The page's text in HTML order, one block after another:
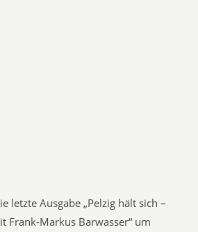
letzte Ausgabe „Pelzig hält sich –
Frank-Markus Barwasser“ um